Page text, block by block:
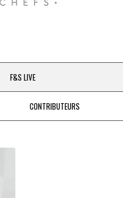
F&S LIVE
CONTRIBUTEURS